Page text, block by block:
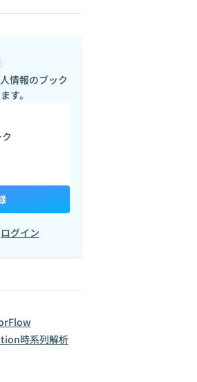
情報のブック
す。
ログイン
時系列解析